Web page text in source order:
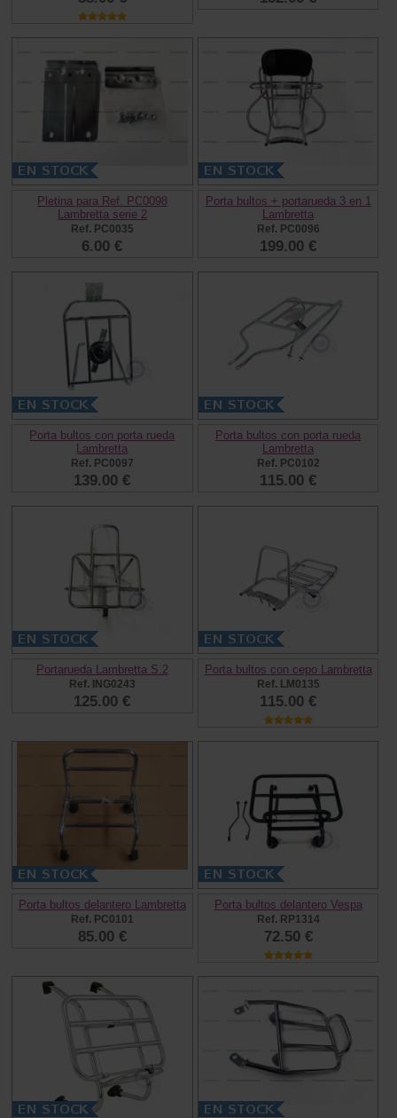
Pletina para Ref. PC0098
Lambretta serie 2
Ref. PC0035
6.00 €
Porta bultos + portarueda 3 en 1
Lambretta
Ref. PC0096
199.00 €
Porta bultos con porta rueda
Lambretta
Ref. PC0097
139.00 €
Porta bultos con porta rueda
Lambretta
Ref. PC0102
115.00 €
Portarueda Lambretta S.2
Ref. ING0243
125.00 €
Porta bultos con cepo Lambretta
Ref. LM0135
115.00 €
Porta bultos delantero Lambretta
Ref. PC0101
85.00 €
Porta bultos delantero Vespa
Ref. RP1314
72.50 €